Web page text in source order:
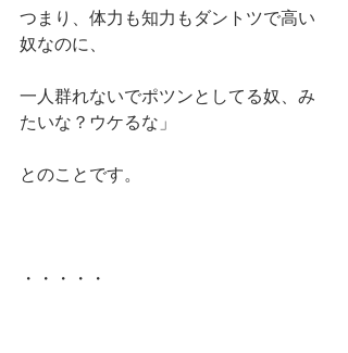
つまり、体力も知力もダントツで高い
奴なのに、
一人群れないでポツンとしてる奴、み
たいな？ウケるな」
とのことです。
・・・・・